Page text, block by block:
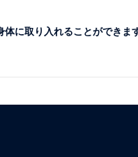
に取り入れることができ